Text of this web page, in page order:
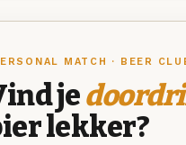
MATCH · BEER
je
lekker?